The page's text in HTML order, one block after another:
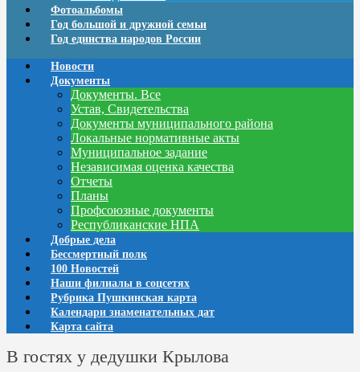
Фотоальбомы
Год большой и дружной семьи
Год единства народов России
Новости
Документы
Документы. Все
Устав, Свидетельства
Документы муниципального района
Локальные нормативные акты
Муниципальное задание
Независимая оценка качества
Отчеты
Планы
Профсоюзные документы
Республиканские НПА
Добрые дела
Бессмертный полк
100 Новостей
Наши филиалы в соцсетях
Рубрика Пушкинская карта
Календари знаменательных дат
Карта сайта
В гостях у дедушки Крылова